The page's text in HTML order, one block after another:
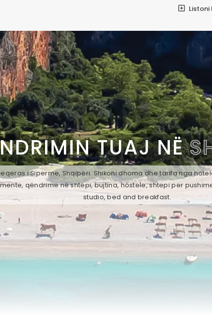
Listoni
TUAJ NË
i Siperme, Shqipëri. Shikoni dhoma dhe tarifa nga
qëndrime në shtëpi, bujtina, hostele, shtepi per
studio, bed and breakfast.